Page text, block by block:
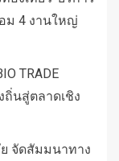
อม 4 งานใหญ่
TRADE
ถิ่นสู่ตลาดเชิง
จัดสัมมนาทาง